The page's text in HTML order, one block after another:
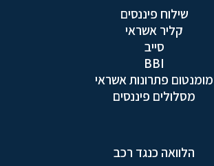
שילוח פיננסים
קליר אשראי
סייב
BBI
מומנטום פתרונות אשראי
מסלולים פיננסים
הלוואה כנגד רכב